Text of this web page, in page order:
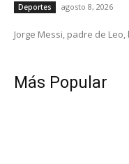
Deportes agosto 8, 2026
Jorge Messi, padre de
Más Popular